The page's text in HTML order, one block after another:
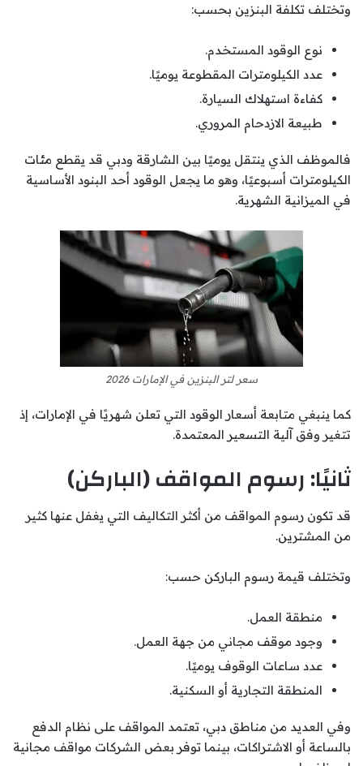
وتختلف تكلفة البنزين بحسب:
نوع الوقود المستخدم.
عدد الكيلومترات المقطوعة يوميًا.
كفاءة استهلاك السيارة.
طبيعة الازدحام المروري.
فالموظف الذي ينتقل يوميًا بين الشارقة ودبي قد يقطع مئات
الكيلومترات أسبوعيًا، وهو ما يجعل الوقود أحد البنود الأساسية
في الميزانية الشهرية.
سعر لتر البنزين في الإمارات 2026
كما ينبغي متابعة أسعار الوقود التي تعلن شهريًا في الإمارات، إذ
تتغير وفق آلية التسعير المعتمدة.
ثانيًا: رسوم المواقف (الباركن)
قد تكون رسوم المواقف من أكثر التكاليف التي يغفل عنها كثير
من المشترين.
وتختلف قيمة رسوم الباركن حسب:
منطقة العمل.
وجود موقف مجاني من جهة العمل.
عدد ساعات الوقوف يوميًا.
المنطقة التجارية أو السكنية.
وفي العديد من مناطق دبي، تعتمد المواقف على نظام الدفع
بالساعة أو الاشتراكات، بينما توفر بعض الشركات مواقف مجانية